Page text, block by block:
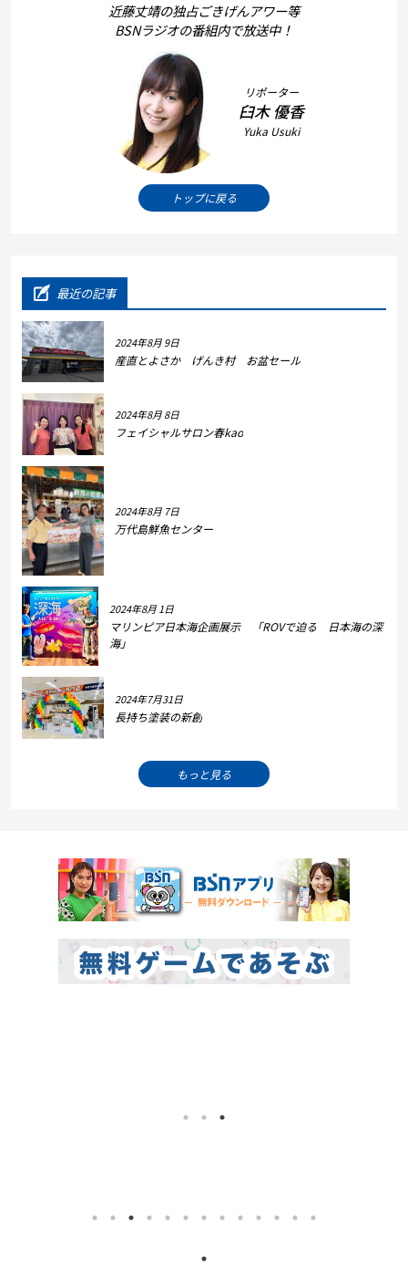
近藤丈靖の独占ごきげんアワー等
BSNラジオの番組内で放送中！
リポーター
臼木 優香
Yuka Usuki
トップに戻る
最近の記事
2024年8月 9日
産直とよさか げんき村 お盆セール
2024年8月 8日
フェイシャルサロン春kao
2024年8月 7日
万代島鮮魚センター
2024年8月 1日
マリンピア日本海企画展示 「ROVで迫る 日本海の深
海」
2024年7月31日
長持ち塗装の新創
もっと見る